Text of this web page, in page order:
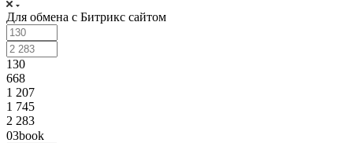
Для обмена с Битрикс сайтом
130
668
1 207
1 745
2 283
03book